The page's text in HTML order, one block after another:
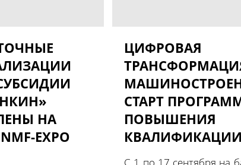
НА
EXPO
ЦИФРОВАЯ
СТАРТ
ПОВЫШЕНИЯ
КВАЛИФИКАЦИИ
С 1 по 17 сентября на